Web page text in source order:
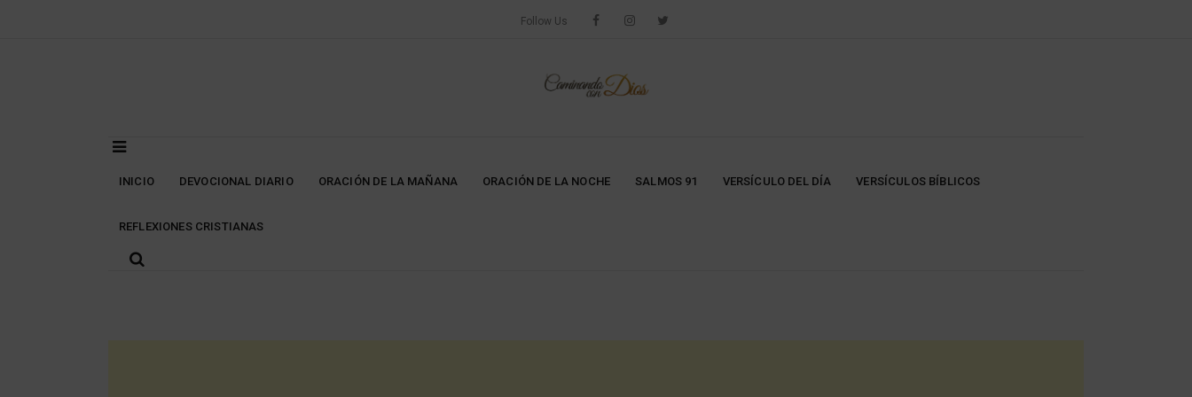
Follow Us
INICIO DEVOCIONAL DIARIO ORACIÓN DE LA MAÑANA ORACIÓN DE LA NOCHE SALMOS 91 VERSÍCULO DEL DÍA VERSÍCULOS BÍBLICOS
REFLEXIONES CRISTIANAS